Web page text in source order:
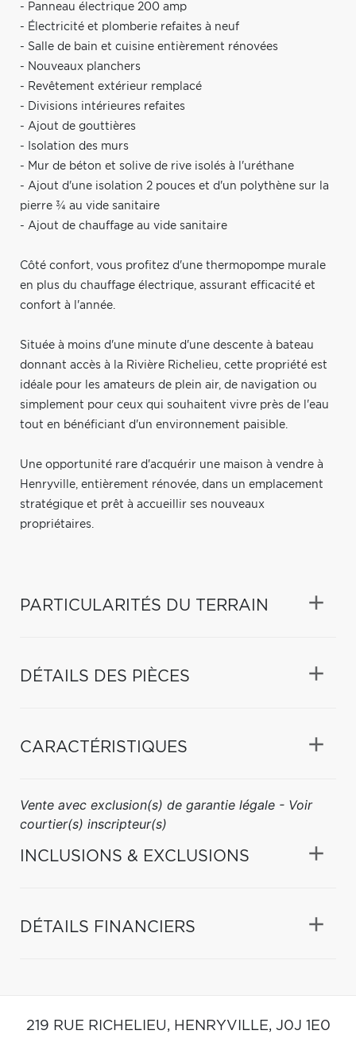
- Panneau électrique 200 amp
- Électricité et plomberie refaites à neuf
- Salle de bain et cuisine entièrement rénovées
- Nouveaux planchers
- Revêtement extérieur remplacé
- Divisions intérieures refaites
- Ajout de gouttières
- Isolation des murs
- Mur de béton et solive de rive isolés à l'uréthane
- Ajout d'une isolation 2 pouces et d'un polythène sur la
pierre ¾ au vide sanitaire
- Ajout de chauffage au vide sanitaire
Côté confort, vous profitez d'une thermopompe murale
en plus du chauffage électrique, assurant efficacité et
confort à l'année.
Située à moins d'une minute d'une descente à bateau
donnant accès à la Rivière Richelieu, cette propriété est
idéale pour les amateurs de plein air, de navigation ou
simplement pour ceux qui souhaitent vivre près de l'eau
tout en bénéficiant d'un environnement paisible.
Une opportunité rare d'acquérir une maison à vendre à
Henryville, entièrement rénovée, dans un emplacement
stratégique et prêt à accueillir ses nouveaux
propriétaires.
PARTICULARITÉS DU TERRAIN
DÉTAILS DES PIÈCES
CARACTÉRISTIQUES
Vente avec exclusion(s) de garantie légale - Voir
courtier(s) inscripteur(s)
INCLUSIONS & EXCLUSIONS
DÉTAILS FINANCIERS
219 RUE RICHELIEU, HENRYVILLE, J0J 1E0